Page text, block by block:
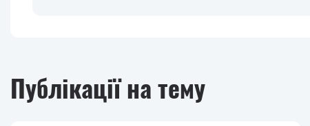
Публікації на тему